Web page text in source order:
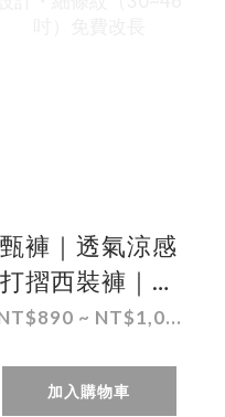
甄褲｜透氣涼感
打摺西裝褲｜高
腰直筒・打摺設
（30~46 吋）免
~ NT$1,0...
加入購物車